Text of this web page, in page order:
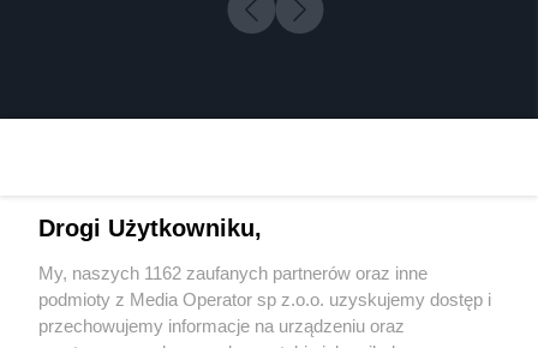
Wydawca mediów lokalnych
Drogi Użytkowniku,
My, naszych 1162 zaufanych partnerów oraz inne
podmioty z Media Operator sp z.o.o. uzyskujemy dostęp i
przechowujemy informacje na urządzeniu oraz